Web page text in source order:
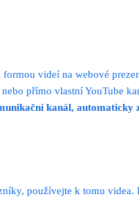
videí na webové
přímo vlastní YouTube
kanál, automaticky
používejte k tomu